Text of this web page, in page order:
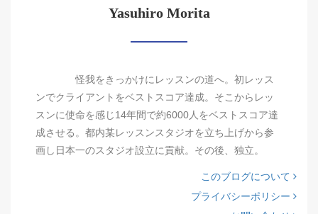
Yasuhiro Morita
怪我をきっかけにレッスンの道へ。初レッス
ンでクライアントをベストスコア達成。そこからレッ
スンに使命を感じ14年間で約6000人をベストスコア達
成させる。都内某レッスンスタジオを立ち上げから参
画し日本一のスタジオ設立に貢献。その後、独立。
このブログについて
プライバシーポリシー